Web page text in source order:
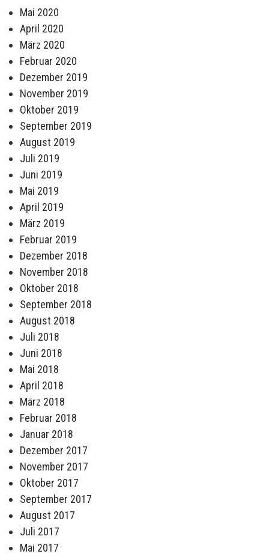
Mai 2020
April 2020
März 2020
Februar 2020
Dezember 2019
November 2019
Oktober 2019
September 2019
August 2019
Juli 2019
Juni 2019
Mai 2019
April 2019
März 2019
Februar 2019
Dezember 2018
November 2018
Oktober 2018
September 2018
August 2018
Juli 2018
Juni 2018
Mai 2018
April 2018
März 2018
Februar 2018
Januar 2018
Dezember 2017
November 2017
Oktober 2017
September 2017
August 2017
Juli 2017
Mai 2017